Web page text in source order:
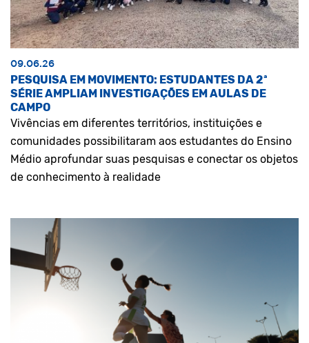
09.06.26
PESQUISA EM MOVIMENTO: ESTUDANTES DA 2ª
SÉRIE AMPLIAM INVESTIGAÇÕES EM AULAS DE
CAMPO
Vivências em diferentes territórios, instituições e
comunidades possibilitaram aos estudantes do Ensino
Médio aprofundar suas pesquisas e conectar os objetos
de conhecimento à realidade